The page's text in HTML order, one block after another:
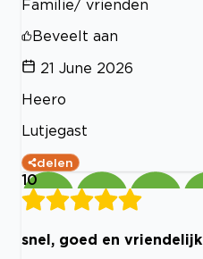
Familie/ vrienden
Beveelt aan
21 June 2026
Heero
Lutjegast
delen
10
snel, goed en vriendelijk